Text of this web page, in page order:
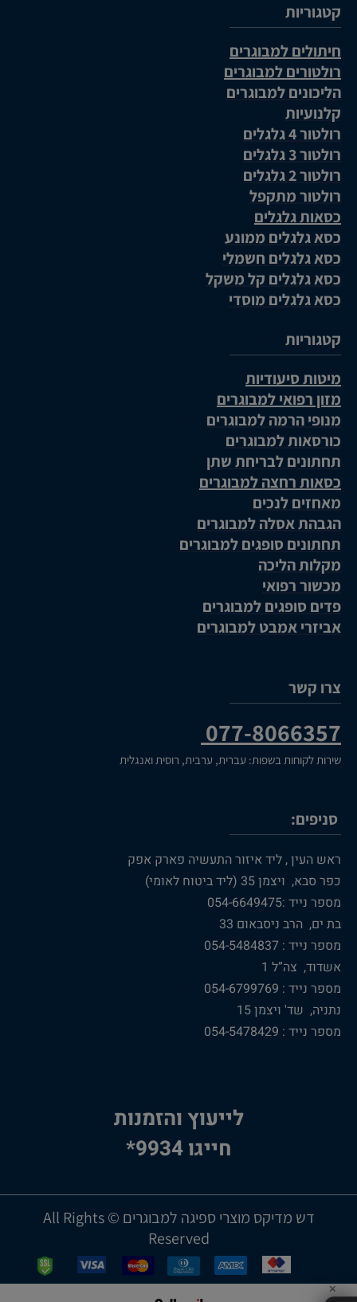
קטגוריות
חיתולים למבוגרים
רולטורים למבוגרים
הליכונים למבוגרים
קלנועיות
רולטור 4 גלגלים
רולטור 3 גלגלים
רולטור 2 גלגלים
רולטור מתקפל
כסאות גלגלים
כסא גלגלים ממונע
כסא גלגלים חשמלי
כסא גלגלים קל משקל
כסא גלגלים מוסדי
קטגוריות
מיטות סיעודיות
מזון רפואי למבוגרים
מנופי הרמה למבוגרים
כורסאות למבוגרים
תחתונים לבריחת שתן
כסאות רחצה למבוגרים
מאחזים לנכים
הגבהת אסלה למבוגרים
תחתונים סופגים למבוגרים
מקלות הליכה
מכשור רפואי
פדים סופגים למבוגרים
אביזרי אמבט למבוגרים
צרו קשר
077-8066357
שירות לקוחות בשפות: עברית, ערבית, רוסית ואנגלית
סניפים:
ראש העין , ליד איזור התעשיה פארק אפק
כפר סבא, ויצמן 35 (ליד ביטוח לאומי)
מספר נייד :054-6649475
בת ים, הרב ניסבאום 33
מספר נייד : 054-5484837
אשדוד, צה”ל 1
מספר נייד : 054-6799769
נתניה, שד' ויצמן 15
מספר נייד : 054-5478429
לייעוץ והזמנות
חייגו 9934*
דש מדיקס מוצרי ספיגה למבוגרים © All Rights
Reserved
✕